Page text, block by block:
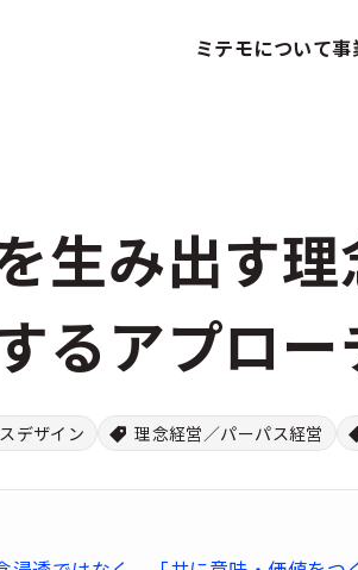
ミテモについて事
生み出す
るアプロー
デザイン 理念経営／パーパス経営